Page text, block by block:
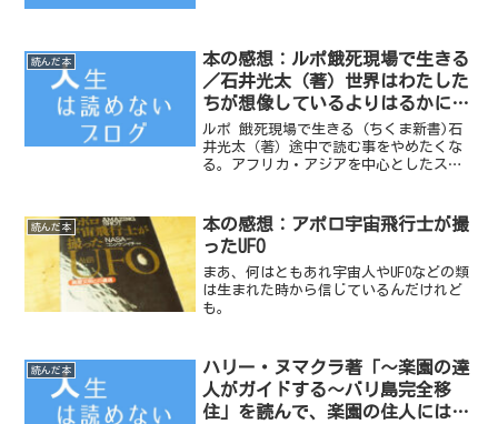
読んだ本
本の感想：ルポ餓死現場で生きる
／石井光太（著）世界はわたした
ちが想像しているよりはるかに複
雑だ
ルポ 餓死現場で生きる (ちくま新書)石
井光太（著）途中で読む事をやめたくな
る。アフリカ・アジアを中心としたスト
は知っていたが、その当事者たちの気持
ちに迫った本は今...
読んだ本
本の感想：アポロ宇宙飛行士が撮
ったUFO
まあ、何はともあれ宇宙人やUFOなどの類
は生まれた時から信じているんだけれど
も。
読んだ本
ハリー・ヌマクラ著「〜楽園の達
人がガイドする〜バリ島完全移
住」を読んで、楽園の住人にはな